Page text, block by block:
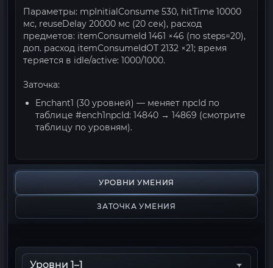
Параметры: mpInitialConsume 530, hitTime 10000
мс, reuseDelay 20000 мс (20 сек), расход
предметов: itemConsumeId 1461 ×46 (по steps=20),
доп. расход itemConsumeIdOT 2132 ×21; время
теряется в idle/active: 1000/1000.
Заточка:
Enchant1 (30 уровней) — меняет npcId по
таблице #ench1npcId: 14840 → 14869 (смотрите
таблицу по уровням).
УРОВНИ УМЕНИЯ
ЗАТОЧКА УМЕНИЯ